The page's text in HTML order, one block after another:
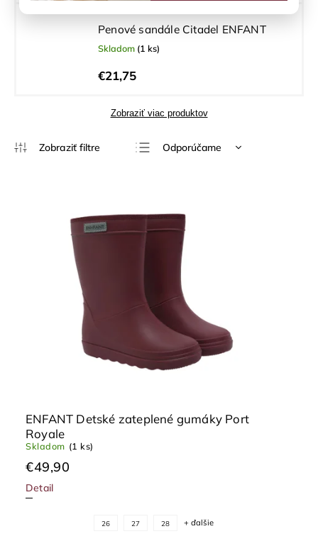
Penové sandále Citadel ENFANT
Skladom (1 ks)
€21,75
Zobraziť viac produktov
Odporúčame
Najpredávanejšie
Abecedne
ENFANT Detské zateplené gumáky Port
Royale
Skladom (1 ks)
€49,90
Detail
26 27 28 + ďalšie